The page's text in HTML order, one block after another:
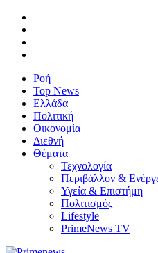
Ροή
Top News
Ελλάδα
Πολιτική
Οικονομία
Διεθνή
Θέματα
Τεχνολογία
Περιβάλλον &
Υγεία & Επιστήμη
Πολιτισμός
Lifestyle
PrimeNews TV